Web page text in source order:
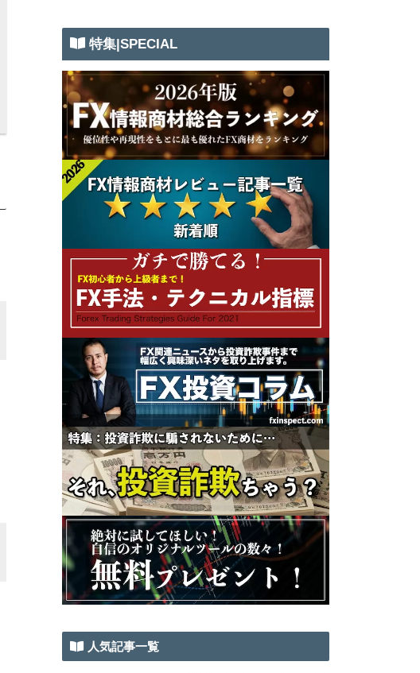
特集|SPECIAL
人気記事一覧